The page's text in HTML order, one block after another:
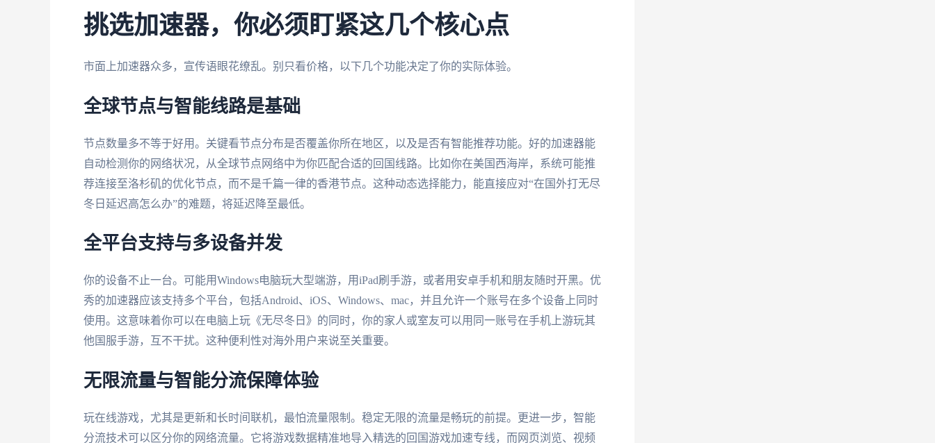
挑选加速器，你必须盯紧这几个核心点
市面上加速器众多，宣传语眼花缭乱。别只看价格，以下几个功能决定了你的实际体验。
全球节点与智能线路是基础
节点数量多不等于好用。关键看节点分布是否覆盖你所在地区，以及是否有智能推荐功能。好的加速器能
自动检测你的网络状况，从全球节点网络中为你匹配合适的回国线路。比如你在美国西海岸，系统可能推
荐连接至洛杉矶的优化节点，而不是千篇一律的香港节点。这种动态选择能力，能直接应对“在国外打无尽
冬日延迟高怎么办”的难题，将延迟降至最低。
全平台支持与多设备并发
你的设备不止一台。可能用Windows电脑玩大型端游，用iPad刷手游，或者用安卓手机和朋友随时开黑。优
秀的加速器应该支持多个平台，包括Android、iOS、Windows、mac，并且允许一个账号在多个设备上同时
使用。这意味着你可以在电脑上玩《无尽冬日》的同时，你的家人或室友可以用同一账号在手机上游玩其
他国服手游，互不干扰。这种便利性对海外用户来说至关重要。
无限流量与智能分流保障体验
玩在线游戏，尤其是更新和长时间联机，最怕流量限制。稳定无限的流量是畅玩的前提。更进一步，智能
分流技术可以区分你的网络流量。它将游戏数据精准地导入精选的回国游戏加速专线，而网页浏览、视频